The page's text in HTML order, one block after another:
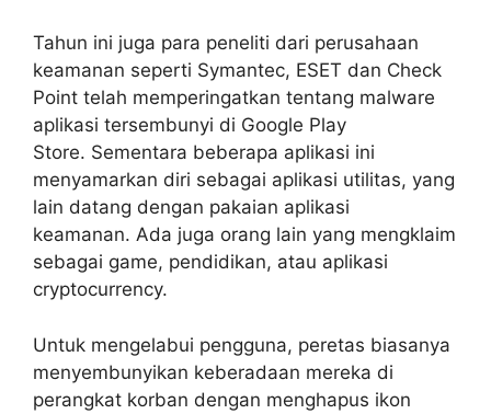
Tahun ini juga para peneliti dari perusahaan
keamanan seperti Symantec, ESET dan Check
Point telah memperingatkan tentang malware
aplikasi tersembunyi di Google Play
Store. Sementara beberapa aplikasi ini
menyamarkan diri sebagai aplikasi utilitas, yang
lain datang dengan pakaian aplikasi
keamanan. Ada juga orang lain yang mengklaim
sebagai game, pendidikan, atau aplikasi
cryptocurrency.
Untuk mengelabui pengguna, peretas biasanya
menyembunyikan keberadaan mereka di
perangkat korban dengan menghapus ikon